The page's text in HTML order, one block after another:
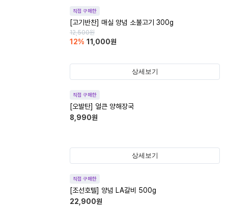
직접 구매한
[고기반찬] 매실 양념 소불고기 300g
12,500원
12% 11,000원
상세보기
직접 구매한
[오발탄] 얼큰 양해장국
8,990원
상세보기
직접 구매한
[조선호텔] 양념 LA갈비 500g
22,900원